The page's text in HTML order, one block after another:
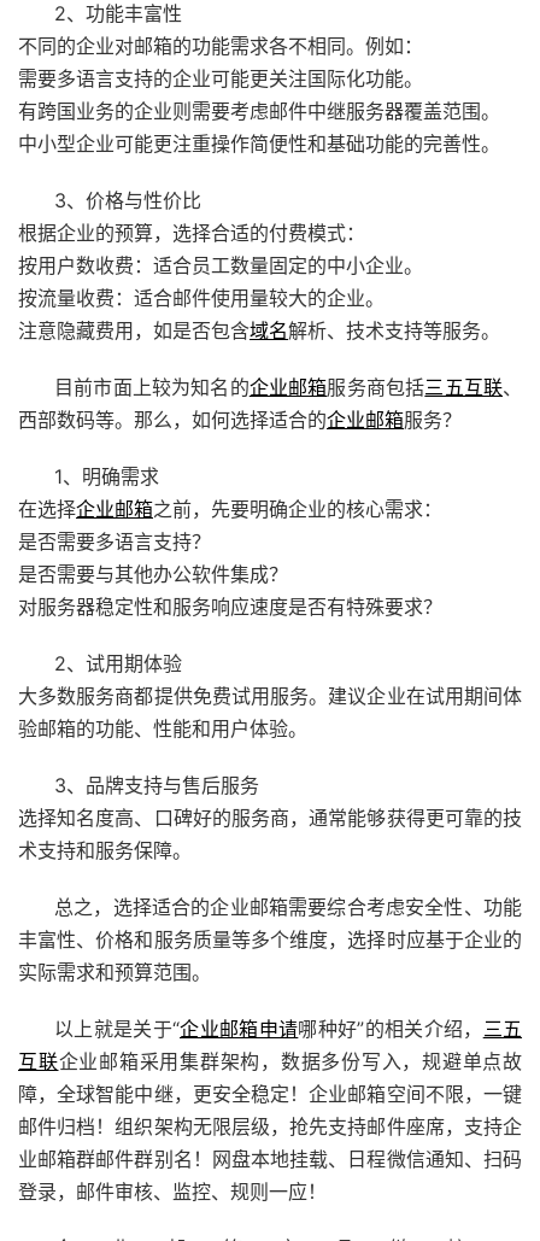
2、功能丰富性
不同的企业对邮箱的功能需求各不相同。例如：
需要多语言支持的企业可能更关注国际化功能。
有跨国业务的企业则需要考虑邮件中继服务器覆盖范围。
中小型企业可能更注重操作简便性和基础功能的完善性。
3、价格与性价比
根据企业的预算，选择合适的付费模式：
按用户数收费：适合员工数量固定的中小企业。
按流量收费：适合邮件使用量较大的企业。
注意隐藏费用，如是否包含域名解析、技术支持等服务。
目前市面上较为知名的企业邮箱服务商包括三五互联、
西部数码等。那么，如何选择适合的企业邮箱服务？
1、明确需求
在选择企业邮箱之前，先要明确企业的核心需求：
是否需要多语言支持？
是否需要与其他办公软件集成？
对服务器稳定性和服务响应速度是否有特殊要求？
2、试用期体验
大多数服务商都提供免费试用服务。建议企业在试用期间体
验邮箱的功能、性能和用户体验。
3、品牌支持与售后服务
选择知名度高、口碑好的服务商，通常能够获得更可靠的技
术支持和服务保障。
总之，选择适合的企业邮箱需要综合考虑安全性、功能
丰富性、价格和服务质量等多个维度，选择时应基于企业的
实际需求和预算范围。
以上就是关于“企业邮箱申请哪种好”的相关介绍， 三五
互联企业邮箱采用集群架构，数据多份写入，规避单点故
障，全球智能中继，更安全稳定！企业邮箱空间不限，一键
邮件归档！组织架构无限层级，抢先支持邮件座席，支持企
业邮箱群邮件群别名！网盘本地挂载、日程微信通知、扫码
登录，邮件审核、监控、规则一应！